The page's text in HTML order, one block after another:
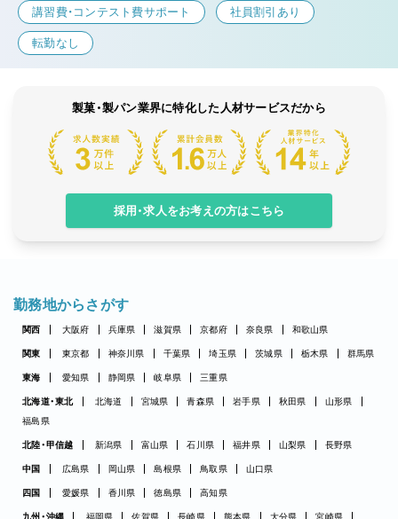
講習費・コンテスト費サポート 社員割引あり
転勤なし
製菓・製パン業界に特化した人材サービスだから
採用・求人をお考えの方はこちら
勤務地からさがす
関西 大阪府 兵庫県 滋賀県 京都府 奈良県 和歌山県
関東 東京都 神奈川県 千葉県 埼玉県 茨城県 栃木県 群馬県
東海 愛知県 静岡県 岐阜県 三重県
北海道・東北 北海道 宮城県 青森県 岩手県 秋田県
山形県
福島県
北陸・甲信越 新潟県 富山県 石川県 福井県 山梨県 長野県
中国 広島県 岡山県 島根県 鳥取県 山口県
四国 愛媛県 香川県 徳島県 高知県
九州・沖縄 福岡県 佐賀県 長崎県 熊本県 大分県
宮崎県